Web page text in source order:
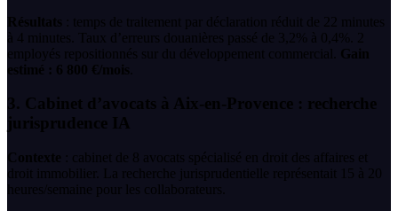
Résultats : temps de traitement par déclaration réduit de 22 minutes
à 4 minutes. Taux d’erreurs douanières passé de 3,2% à 0,4%. 2
employés repositionnés sur du développement commercial. Gain
estimé : 6 800 €/mois
3. Cabinet d’avocats à Aix-en-Provence : recherche
jurisprudence IA
Contexte : cabinet de 8 avocats spécialisé en droit des affaires et
droit immobilier. La recherche jurisprudentielle représentait 15 à 20
heures/semaine pour les collaborateurs.